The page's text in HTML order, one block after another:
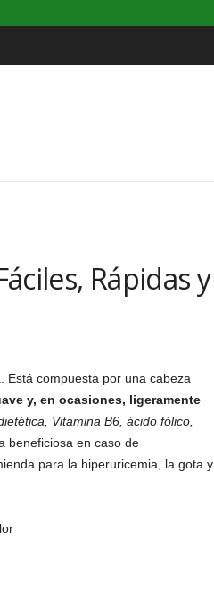
Rápidas y
compuesta por una cabeza
y, en ocasiones, ligeramente
Vitamina B6, ácido fólico,
beneficiosa en caso de
para la hiperuricemia, la gota y